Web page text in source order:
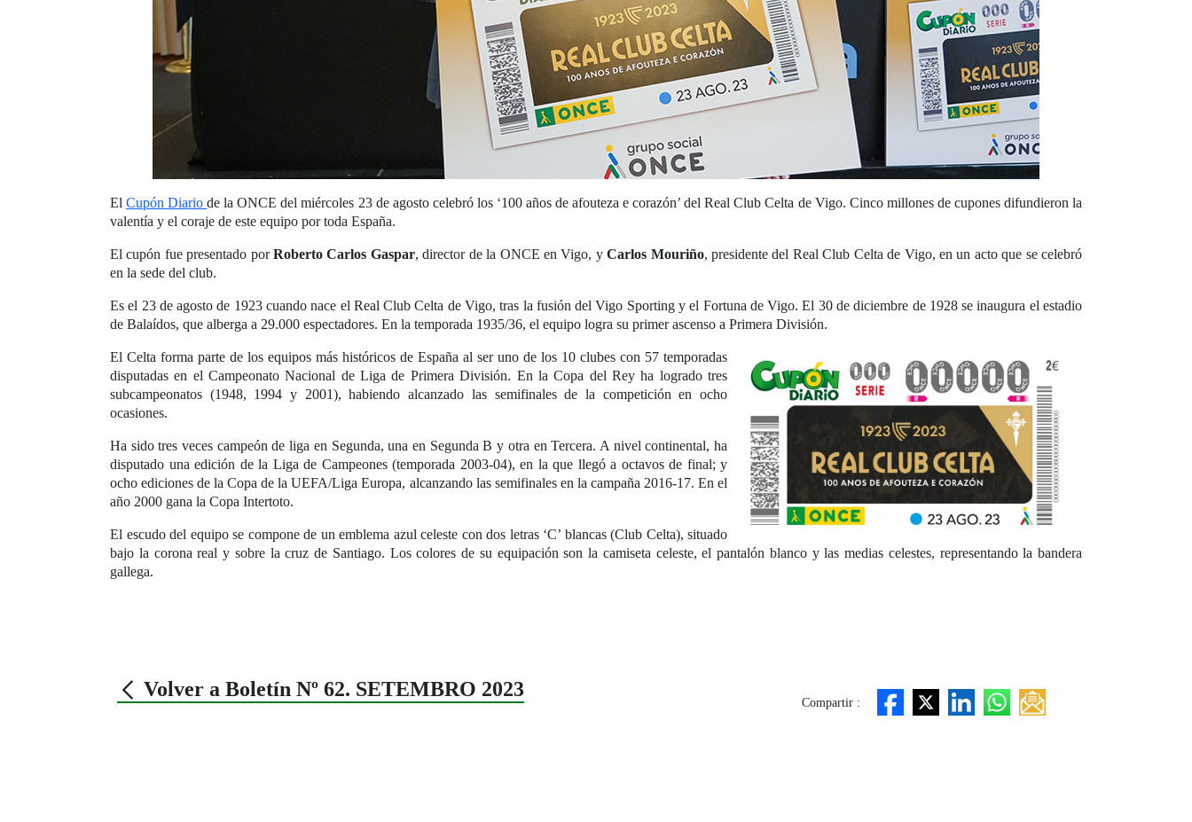
ElCupón Diariode la ONCE del miércoles 23 de agosto celebró los ‘100 años de afouteza e corazón’ del Real Club Celta de Vigo. Cinco millones de cupones difundieron la
valentía y el coraje de este equipo por toda España.
El cupón fue presentado porRoberto Carlos Gaspar, director de la ONCE en Vigo, yCarlos Mouriño, presidente del Real Club Celta de Vigo, en un acto que se celebró
en la sede del club.
Es el 23 de agosto de 1923 cuando nace el Real Club Celta de Vigo, tras la fusión del Vigo Sporting y el Fortuna de Vigo. El 30 de diciembre de 1928 se inaugura el estadio
de Balaídos, que alberga a 29.000 espectadores. En la temporada 1935/36, el equipo logra su primer ascenso a Primera División.
El Celta forma parte de los equipos más históricos de España al ser uno de los 10 clubes con 57 temporadas
disputadas en el Campeonato Nacional de Liga de Primera División. En la Copa del Rey ha logrado tres
subcampeonatos (1948, 1994 y 2001), habiendo alcanzado las semifinales de la competición en ocho
ocasiones.
Ha sido tres veces campeón de liga en Segunda, una en Segunda B y otra en Tercera. A nivel continental, ha
disputado una edición de la Liga de Campeones (temporada 2003-04), en la que llegó a octavos de final; y
ocho ediciones de la Copa de la UEFA/Liga Europa, alcanzando las semifinales en la campaña 2016-17. En el
año 2000 gana la Copa Intertoto.
El escudo del equipo se compone de un emblema azul celeste con dos letras ‘C’ blancas (Club Celta), situado
bajo la corona real y sobre la cruz de Santiago. Los colores de su equipación son la camiseta celeste, el pantalón blanco y las medias celestes, representando la bandera
gallega.
Volver a Boletín Nº 62. SETEMBRO 2023
Compartir :